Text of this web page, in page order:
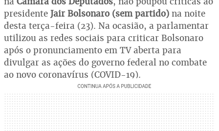
presidente Jair Bolsonaro (sem partido) na noite
desta terça-feira (23). Na ocasião, a parlamentar
utilizou as redes sociais para criticar Bolsonaro
após o pronunciamento em TV aberta para
divulgar as ações do governo federal no combate
ao novo coronavírus (COVID-19).